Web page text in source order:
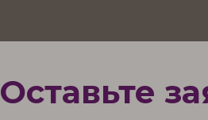
Оставьте